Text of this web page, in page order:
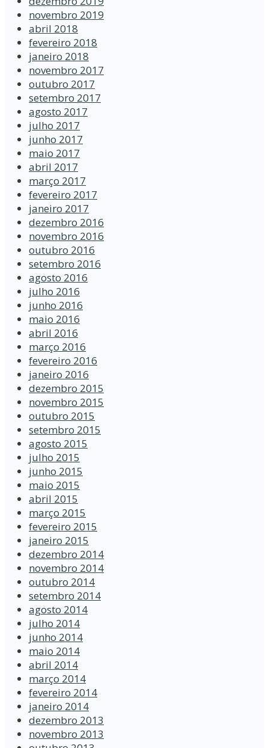
novembro 2019
abril 2018
fevereiro 2018
janeiro 2018
novembro 2017
outubro 2017
setembro 2017
agosto 2017
julho 2017
junho 2017
maio 2017
abril 2017
março 2017
fevereiro 2017
janeiro 2017
dezembro 2016
novembro 2016
outubro 2016
setembro 2016
agosto 2016
julho 2016
junho 2016
maio 2016
abril 2016
março 2016
fevereiro 2016
janeiro 2016
dezembro 2015
novembro 2015
outubro 2015
setembro 2015
agosto 2015
julho 2015
junho 2015
maio 2015
abril 2015
março 2015
fevereiro 2015
janeiro 2015
dezembro 2014
novembro 2014
outubro 2014
setembro 2014
agosto 2014
julho 2014
junho 2014
maio 2014
abril 2014
março 2014
fevereiro 2014
janeiro 2014
dezembro 2013
novembro 2013